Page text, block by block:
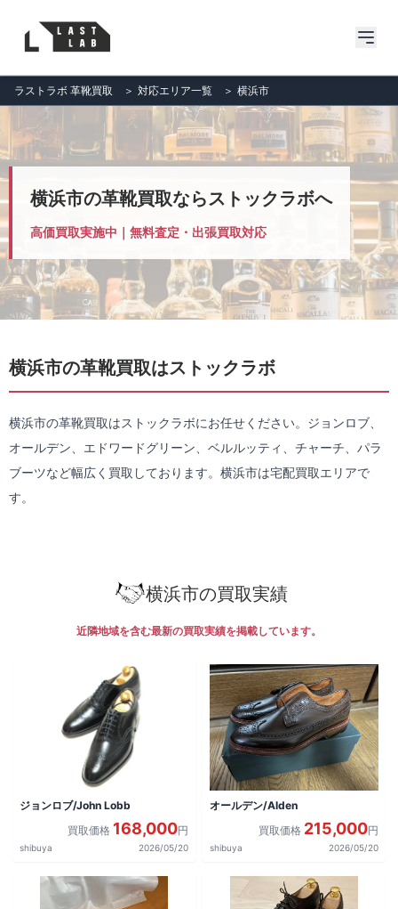
ラストラボ 革靴買取 ＞ 対応エリア一覧 ＞ 横浜市
横浜市の革靴買取ならストックラボへ
高価買取実施中｜無料査定・出張買取対応
横浜市の革靴買取はストックラボ
横浜市の革靴買取はストックラボにお任せください。ジョンロブ、
オールデン、エドワードグリーン、ベルルッティ、チャーチ、パラ
ブーツなど幅広く買取しております。横浜市は宅配買取エリアで
す。
横浜市の買取実績
近隣地域を含む最新の買取実績を掲載しています。
ジョンロブ/John Lobb
買取価格 168,000円
shibuya 2026/05/20
オールデン/Alden
買取価格 215,000円
shibuya 2026/05/20